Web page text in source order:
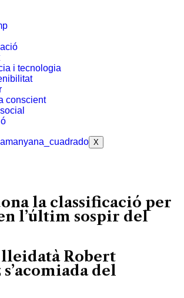
i tecnologia
conscient
X
la classificació per
l’últim sospir del
Robert
del